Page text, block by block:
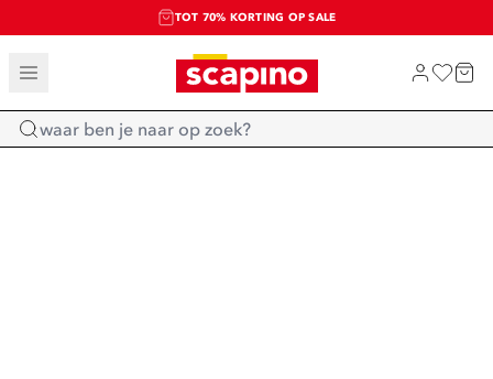
TOT 70% KORTING OP SALE
SALE: LAATSTE KANS!
SHOP NIEUW
Home